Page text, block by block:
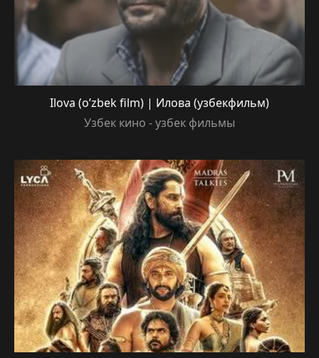
Ilova (o’zbek film) | Илова (узбекфильм)
Узбек кино - узбек фильмы